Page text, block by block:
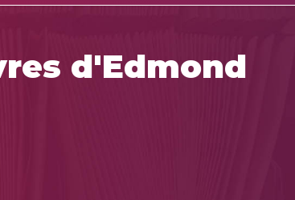
d'Edmond